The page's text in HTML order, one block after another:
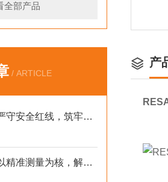
全部产品
/ ARTICLE
敞开式光栅尺：严守安全红线，筑牢精密测量运行屏障
敞开式光栅尺：以精准测量为核，解锁精密制造核心诉求
产